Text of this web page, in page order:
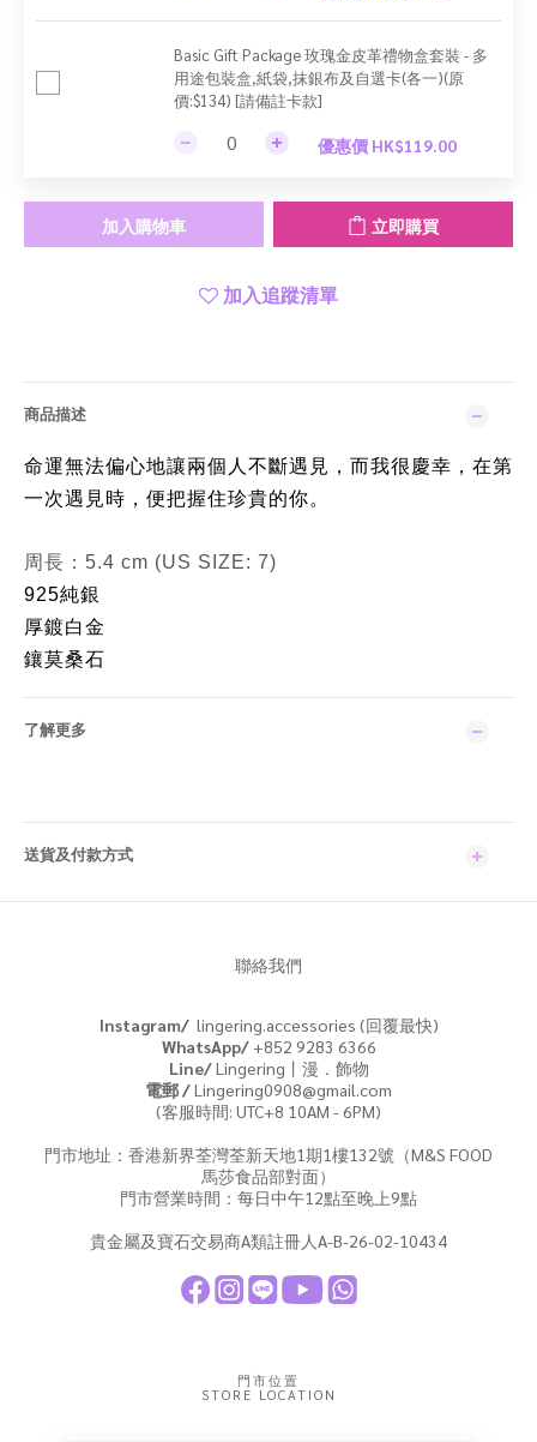
Basic Gift Package 玫瑰金皮革禮物盒套裝 - 多
用途包裝盒,紙袋,抹銀布及自選卡(各一)(原
價:$134) [請備註卡款]
優惠價 HK$119.00
加入購物車 立即購買
加入追蹤清單
商品描述
命運無法偏心地讓兩個人不斷遇見，而我很慶幸，在第
一次遇見時，便把握住珍貴的你。
周長：5.4 cm (US SIZE: 7)
925純銀
厚鍍白金
鑲莫桑石
了解更多
送貨及付款方式
聯絡我們
Instagram/ lingering.accessories (回覆最快)
WhatsApp/+852 9283 6366
Line/Lingering丨漫．飾物
電郵 /Lingering0908@gmail.com
(客服時間: UTC+8 10AM - 6PM)
門市地址：香港新界荃灣荃新天地1期1樓132號（M&S FOOD
馬莎食品部對面）
門市營業時間：每日中午12點至晚上9點
貴金屬及寶石交易商A類註冊人A-B-26-02-10434
門市位置
STORE LOCATION